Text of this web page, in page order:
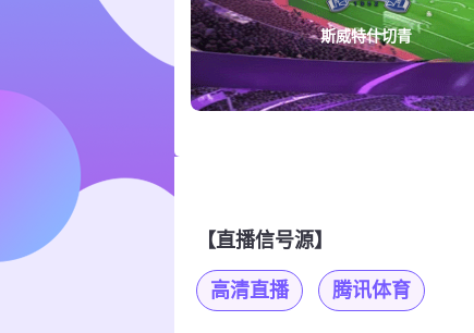
斯威特什切青
【直播信号源】
高清直播 腾讯体育